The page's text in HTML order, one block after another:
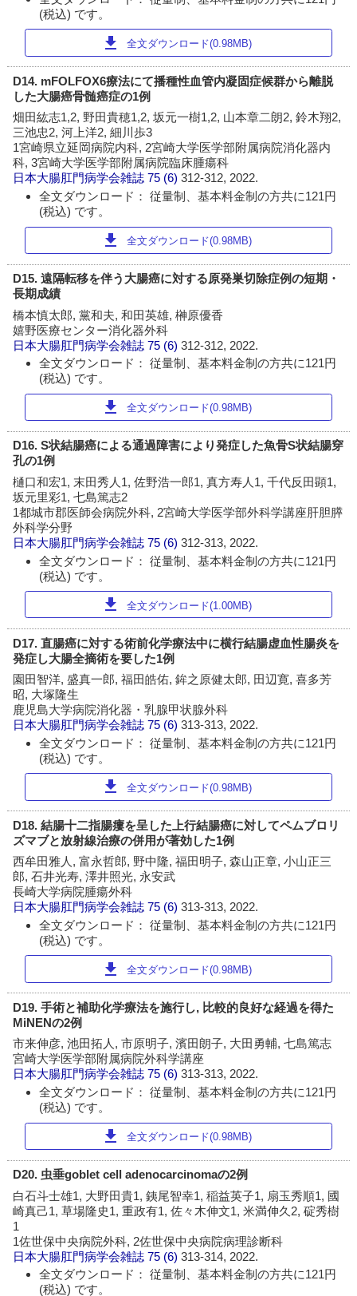
(税込) です。
download 全文ダウンロード(0.98MB)
D14. mFOLFOX6療法にて播種性血管内凝固症候群から離脱
した大腸癌骨髄癌症の1例
畑田紘志1,2, 野田貴穂1,2, 坂元一樹1,2, 山本章二朗2, 鈴木翔2,
三池忠2, 河上洋2, 細川歩3
1宮崎県立延岡病院内科, 2宮崎大学医学部附属病院消化器内
科, 3宮崎大学医学部附属病院臨床腫瘍科
日本大腸肛門病学会雑誌 75 (6)312-312, 2022.
全文ダウンロード： 従量制、基本料金制の方共に121円
(税込) です。
download 全文ダウンロード(0.98MB)
D15. 遠隔転移を伴う大腸癌に対する原発巣切除症例の短期・
長期成績
橋本慎太郎, 黨和夫, 和田英雄, 榊原優香
嬉野医療センター消化器外科
日本大腸肛門病学会雑誌 75 (6)312-312, 2022.
全文ダウンロード： 従量制、基本料金制の方共に121円
(税込) です。
download 全文ダウンロード(0.98MB)
D16. S状結腸癌による通過障害により発症した魚骨S状結腸穿
孔の1例
樋口和宏1, 末田秀人1, 佐野浩一郎1, 真方寿人1, 千代反田顕1,
坂元里彩1, 七島篤志2
1都城市郡医師会病院外科, 2宮崎大学医学部外科学講座肝胆膵
外科学分野
日本大腸肛門病学会雑誌 75 (6)312-313, 2022.
全文ダウンロード： 従量制、基本料金制の方共に121円
(税込) です。
download 全文ダウンロード(1.00MB)
D17. 直腸癌に対する術前化学療法中に横行結腸虚血性腸炎を
発症し大腸全摘術を要した1例
園田智洋, 盛真一郎, 福田皓佑, 鉾之原健太郎, 田辺寛, 喜多芳
昭, 大塚隆生
鹿児島大学病院消化器・乳腺甲状腺外科
日本大腸肛門病学会雑誌 75 (6)313-313, 2022.
全文ダウンロード： 従量制、基本料金制の方共に121円
(税込) です。
download 全文ダウンロード(0.98MB)
D18. 結腸十二指腸瘻を呈した上行結腸癌に対してペムブロリ
ズマブと放射線治療の併用が著効した1例
西牟田雅人, 富永哲郎, 野中隆, 福田明子, 森山正章, 小山正三
郎, 石井光寿, 澤井照光, 永安武
長崎大学病院腫瘍外科
日本大腸肛門病学会雑誌 75 (6)313-313, 2022.
全文ダウンロード： 従量制、基本料金制の方共に121円
(税込) です。
download 全文ダウンロード(0.98MB)
D19. 手術と補助化学療法を施行し, 比較的良好な経過を得た
MiNENの2例
市来伸彦, 池田拓人, 市原明子, 濱田朗子, 大田勇輔, 七島篤志
宮崎大学医学部附属病院外科学講座
日本大腸肛門病学会雑誌 75 (6)313-313, 2022.
全文ダウンロード： 従量制、基本料金制の方共に121円
(税込) です。
download 全文ダウンロード(0.98MB)
D20. 虫垂goblet cell adenocarcinomaの2例
白石斗士雄1, 大野田貴1, 銕尾智幸1, 稲益英子1, 扇玉秀順1, 國
崎真己1, 草場隆史1, 重政有1, 佐々木伸文1, 米満伸久2, 碇秀樹
1
1佐世保中央病院外科, 2佐世保中央病院病理診断科
日本大腸肛門病学会雑誌 75 (6)313-314, 2022.
全文ダウンロード： 従量制、基本料金制の方共に121円
(税込) です。